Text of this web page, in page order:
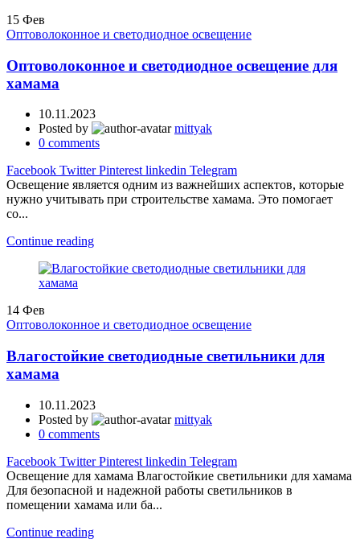
15 Фев
Оптоволоконное и светодиодное освещение
Оптоволоконное и светодиодное освещение для
хамама
10.11.2023
Posted by
mittyak
0 comments
Facebook Twitter Pinterest linkedin Telegram
Освещение является одним из важнейших аспектов, которые
нужно учитывать при строительстве хамама. Это помогает
со...
Continue reading
14 Фев
Оптоволоконное и светодиодное освещение
Влагостойкие светодиодные светильники для
хамама
10.11.2023
Posted by
mittyak
0 comments
Facebook Twitter Pinterest linkedin Telegram
Освещение для хамама Влагостойкие светильники для хамама
Для безопасной и надежной работы светильников в
помещении хамама или ба...
Continue reading